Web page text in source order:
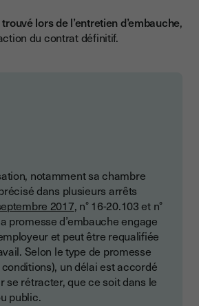
lors de l’entretien d’embauche,
du contrat définitif.
notamment sa chambre
dans plusieurs arrêts
2017, n° 16-20.103 et n°
promesse d’embauche engage
et peut être requalifiée
Selon le type de promesse
un délai est accordé
se rétracter, que ce soit dans le
public.